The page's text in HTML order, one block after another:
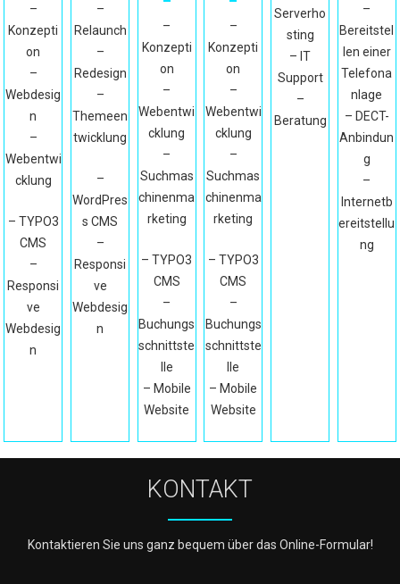
–
Konzepti
on
–
Webdesig
n
–
Webentwi
cklung
– TYPO3
CMS
–
Responsi
ve
Webdesig
n
–
Relaunch
–
Redesign
–
Themeen
twicklung
–
WordPres
s CMS
–
Responsi
ve
Webdesig
n
–
Konzepti
on
–
Webentwi
cklung
–
Suchmas
chinenma
rketing
– TYPO3
CMS
–
Buchungs
schnittste
lle
– Mobile
Website
–
Konzepti
on
–
Webentwi
cklung
–
Suchmas
chinenma
rketing
– TYPO3
CMS
–
Buchungs
schnittste
lle
– Mobile
Website
Serverho
sting
– IT
Support
–
Beratung
–
Bereitstel
len einer
Telefona
nlage
– DECT-
Anbindun
g
–
Internetb
ereitstellu
ng
KONTAKT
Kontaktieren Sie uns ganz bequem über das Online-Formular!